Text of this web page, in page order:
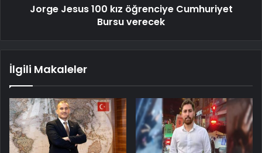
Jorge Jesus 100 kız öğrenciye Cumhuriyet
Bursu verecek
İlgili Makaleler